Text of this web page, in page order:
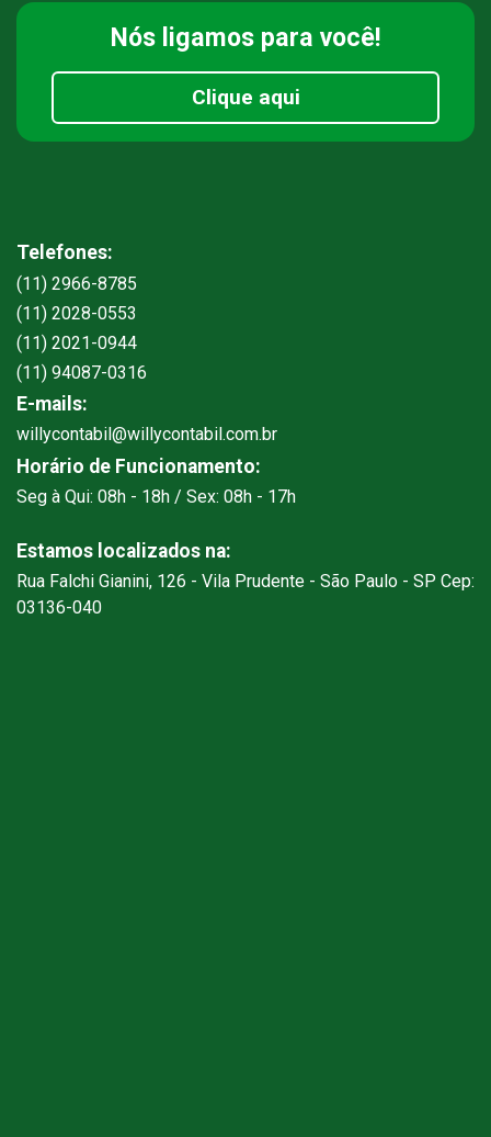
Nós ligamos para você!
Clique aqui
Telefones:
(11) 2966-8785
(11) 2028-0553
(11) 2021-0944
(11) 94087-0316
E-mails:
willycontabil@willycontabil.com.br
Horário de Funcionamento:
Seg à Qui: 08h - 18h / Sex: 08h - 17h
Estamos localizados na:
Rua Falchi Gianini, 126 - Vila Prudente - São Paulo - SP Cep:
03136-040